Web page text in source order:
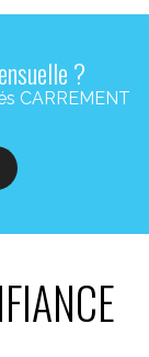
?
CARREMENT